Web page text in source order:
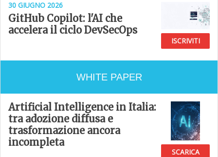
30 GIUGNO 2026
GitHub Copilot: l'AI che
accelera il ciclo DevSecOps
ISCRIVITI
WHITE PAPER
Artificial Intelligence in Italia:
tra adozione diffusa e
trasformazione ancora
incompleta
SCARICA